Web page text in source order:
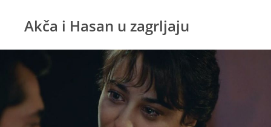
Akča i Hasan u zagrljaju